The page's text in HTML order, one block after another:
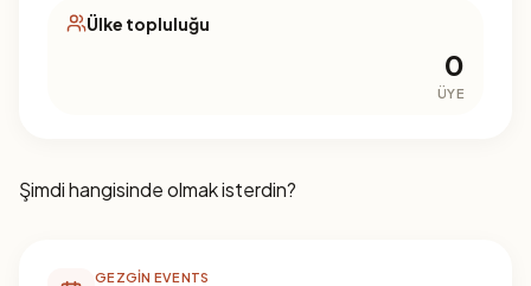
Ülke topluluğu
0
ÜYE
Şimdi hangisinde olmak isterdin?
GEZGIN EVENTS